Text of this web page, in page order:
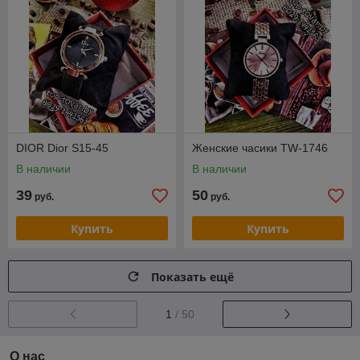
DIOR Dior S15-45
В наличии
39 руб.
Купить
Женские часики ТW-1746
В наличии
50 руб.
Купить
Показать ещё
1 / 50
О нас